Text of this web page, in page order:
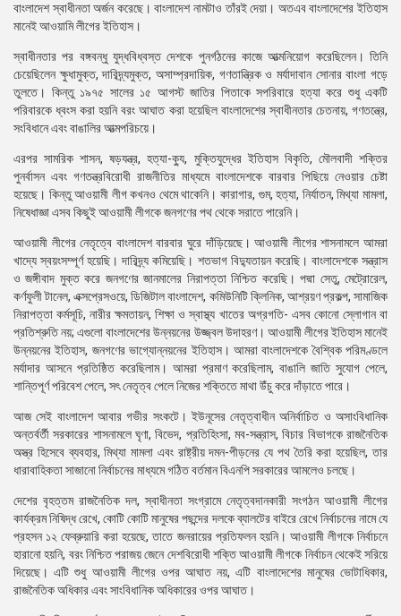
বাংলাদেশ স্বাধীনতা অর্জন করেছে। বাংলাদেশ নামটাও তাঁরই দেয়া। অতএব বাংলাদেশের ইতিহাস
মানেই আওয়ামি লীগের ইতিহাস।
স্বাধীনতার পর বঙ্গবন্ধু যুদ্ধবিধ্বস্ত দেশকে পুনর্গঠনের কাজে আত্মনিয়োগ করেছিলেন। তিনি
চেয়েছিলেন ক্ষুধামুক্ত, দারিদ্র্যমুক্ত, অসাম্প্রদায়িক, গণতান্ত্রিক ও মর্যাদাবান সোনার বাংলা গড়ে
তুলতে। কিন্তু ১৯৭৫ সালের ১৫ আগস্ট জাতির পিতাকে সপরিবারে হত্যা করে শুধু একটি
পরিবারকে ধ্বংস করা হয়নি বরং আঘাত করা হয়েছিল বাংলাদেশের স্বাধীনতার চেতনায়, গণতন্ত্রে,
সংবিধানে এবং বাঙালির আত্মপরিচয়ে।
এরপর সামরিক শাসন, ষড়যন্ত্র, হত্যা-ক্যু, মুক্তিযুদ্ধের ইতিহাস বিকৃতি, মৌলবাদী শক্তির
পুনর্বাসন এবং গণতন্ত্রবিরোধী রাজনীতির মাধ্যমে বাংলাদেশকে বারবার পিছিয়ে নেওয়ার চেষ্টা
হয়েছে। কিন্তু আওয়ামী লীগ কখনও থেমে থাকেনি। কারাগার, গুম, হত্যা, নির্যাতন, মিথ্যা মামলা,
নিষেধাজ্ঞা এসব কিছুই আওয়ামী লীগকে জনগণের পথ থেকে সরাতে পারেনি।
আওয়ামী লীগের নেতৃত্বে বাংলাদেশ বারবার ঘুরে দাঁড়িয়েছে। আওয়ামী লীগের শাসনামলে আমরা
খাদ্যে স্বয়ংসম্পূর্ণ হয়েছি। দারিদ্র্য কমিয়েছি। শতভাগ বিদ্যুতায়ন করেছি। বাংলাদেশকে সন্ত্রাস
ও জঙ্গীবাদ মুক্ত করে জনগণের জানমালের নিরাপত্তা নিশ্চিত করেছি। পদ্মা সেতু, মেট্রোরেল,
কর্ণফুলী টানেল, এক্সপ্রেসওয়ে, ডিজিটাল বাংলাদেশ, কমিউনিটি ক্লিনিক, আশ্রয়ণ প্রকল্প, সামাজিক
নিরাপত্তা কর্মসূচি, নারীর ক্ষমতায়ন, শিক্ষা ও স্বাস্থ্য খাতের অগ্রগতি- এসব কোনো স্লোগান বা
প্রতিশ্রুতি নয়; এগুলো বাংলাদেশের উন্নয়নের উজ্জ্বল উদাহরণ। আওয়ামী লীগের ইতিহাস মানেই
উন্নয়নের ইতিহাস, জনগণের ভাগ্যোন্নয়নের ইতিহাস। আমরা বাংলাদেশকে বৈশ্বিক পরিমণ্ডলে
মর্যাদার আসনে প্রতিষ্ঠিত করেছিলাম। আমরা প্রমাণ করেছিলাম, বাঙালি জাতি সুযোগ পেলে,
শান্তিপূর্ণ পরিবেশ পেলে, সৎ নেতৃত্ব পেলে নিজের শক্তিতে মাথা উঁচু করে দাঁড়াতে পারে।
আজ সেই বাংলাদেশ আবার গভীর সংকটে। ইউনূসের নেতৃত্বাধীন অনির্বাচিত ও অসাংবিধানিক
অন্তর্বর্তী সরকারের শাসনামলে ঘৃণা, বিভেদ, প্রতিহিংসা, মব-সন্ত্রাস, বিচার বিভাগকে রাজনৈতিক
অস্ত্র হিসেবে ব্যবহার, মিথ্যা মামলা এবং রাষ্ট্রীয় দমন-পীড়নের যে পথ তৈরি করা হয়েছিল, তার
ধারাবাহিকতা সাজানো নির্বাচনের মাধ্যমে গঠিত বর্তমান বিএনপি সরকারের আমলেও চলছে।
দেশের বৃহত্তম রাজনৈতিক দল, স্বাধীনতা সংগ্রামে নেতৃত্বদানকারী সংগঠন আওয়ামী লীগের
কার্যক্রম নিষিদ্ধ রেখে, কোটি কোটি মানুষের পছন্দের দলকে ব্যালটের বাইরে রেখে নির্বাচনের নামে যে
প্রহসন ১২ ফেব্রুয়ারি করা হয়েছে, তাতে জনরায়ের প্রতিফলন হয়নি। আওয়ামী লীগকে নির্বাচনে
হারানো হয়নি, বরং নিশ্চিত পরাজয় জেনে দেশবিরোধী শক্তি আওয়ামী লীগকে নির্বাচন থেকেই সরিয়ে
দিয়েছে। এটি শুধু আওয়ামী লীগের ওপর আঘাত নয়, এটি বাংলাদেশের মানুষের ভোটাধিকার,
রাজনৈতিক অধিকার এবং সাংবিধানিক অধিকারের ওপর আঘাত।